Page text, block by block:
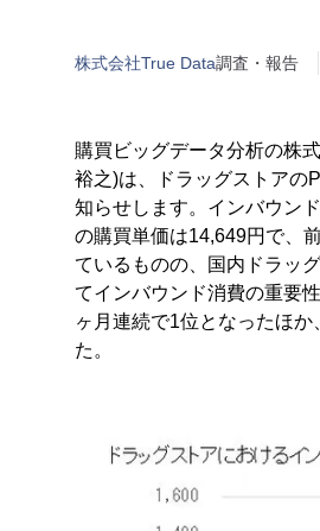
株式会社True Data調査・報告
購買ビッグデータ分析の株
裕之)は、ドラッグストアの
知らせします。インバウン
の購買単価は14,649円で、
ているものの、国内ドラッ
てインバウンド消費の重要
ヶ月連続で1位となったほ
た。